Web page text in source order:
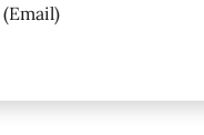
(Email)